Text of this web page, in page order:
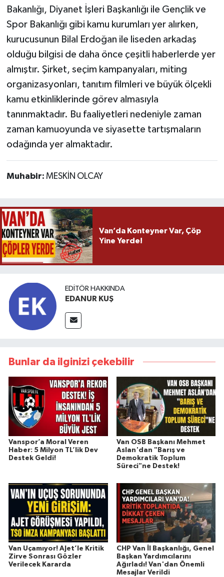
Bakanlığı, Diyanet İşleri Başkanlığı ile Gençlik ve
Spor Bakanlığı gibi kamu kurumları yer alırken,
kurucusunun Bilal Erdoğan ile liseden arkadaş
olduğu bilgisi de daha önce çeşitli haberlerde yer
almıştır. Şirket, seçim kampanyaları, miting
organizasyonları, tanıtım filmleri ve büyük ölçekli
kamu etkinliklerinde görev almasıyla
tanınmaktadır. Bu faaliyetleri nedeniyle zaman
zaman kamuoyunda ve siyasette tartışmaların
odağında yer almaktadır.
Muhabir: MESKİN OLCAY
Van’da Konteyner Var, Çöp
Yine Yerde!
EDITÖR HAKKINDA
EDANUR KUŞ
Bunlar da ilginizi çekebilir
Vanspor’a Moral Veren
Haber: 5 Milyon TL’lik Dev
Destek Geldi!
Van OSB Başkanı Mehmet
Aslan'dan "Barış ve
Demokratik Toplum
Süreci"ne Destek!
Van Uçamıyor! AJet’le Kritik
Zirve Sonrası Gözler
Verilecek Kararda
CHP Van İl Başkanlığı, Genel
Başkan Yardımcılarını
Ağırladı! Van'dan Önemli
Mesajlar Verildi